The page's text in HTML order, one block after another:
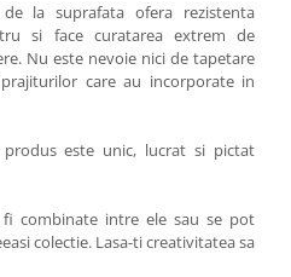
la suprafata ofera rezistenta
si face curatarea extrem de
Nu este nevoie nici de tapetare
care au incorporate in
este unic, lucrat si pictat
combinate intre ele sau se pot
colectie. Lasa-ti creativitatea sa